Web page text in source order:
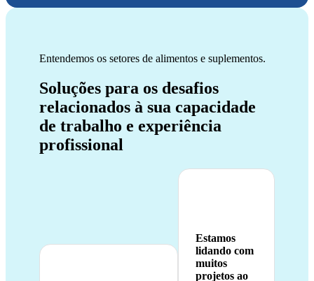
Entendemos os setores de alimentos e suplementos.
Soluções para os desafios
relacionados à sua capacidade
de trabalho e experiência
profissional
Estamos
lidando com
muitos
projetos ao